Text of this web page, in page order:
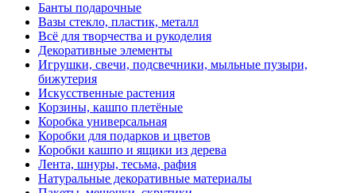
Банты подарочные
Вазы стекло, пластик, металл
Всё для творчества и рукоделия
Декоративные элементы
Игрушки, свечи, подсвечники, мыльные пузыри,
бижутерия
Искусственные растения
Корзины, кашпо плетёные
Коробка универсальная
Коробки для подарков и цветов
Коробки кашпо и ящики из дерева
Лента, шнуры, тесьма, рафия
Натуральные декоративные материалы